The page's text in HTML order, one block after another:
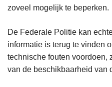
zoveel mogelijk te beperken.
De Federale Politie kan
informatie is terug te vinden
technische fouten voordoen,
van de beschikbaarheid van